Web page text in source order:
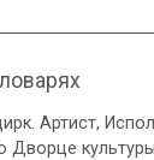
Артист,